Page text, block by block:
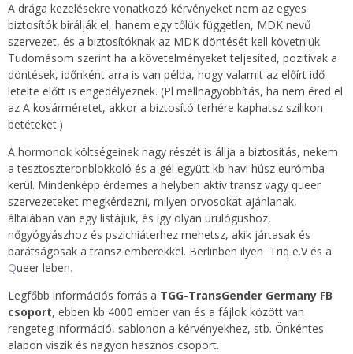
A drága kezelésekre vonatkozó kérvényeket nem az egyes
biztosítók bírálják el, hanem egy tőlük független, MDK nevű
szervezet, és a biztosítóknak az MDK döntését kell követniük.
Tudomásom szerint ha a követelményeket teljesíted, pozitívak a
döntések, időnként arra is van példa, hogy valamit az előírt idő
letelte előtt is engedélyeznek. (Pl mellnagyobbítás, ha nem éred el
az A kosárméretet, akkor a biztosító terhére kaphatsz szilikon
betéteket.)
A hormonok költségeinek nagy részét is állja a biztosítás, nekem
a tesztoszteronblokkoló és a gél együtt kb havi húsz eurómba
kerül. Mindenképp érdemes a helyben aktív transz vagy queer
szervezeteket megkérdezni, milyen orvosokat ajánlanak,
általában van egy listájuk, és így olyan urulógushoz,
nőgyógyászhoz és pszichiáterhez mehetsz, akik jártasak és
barátságosak a transz emberekkel. Berlinben ilyen Triq e.V és a
Queer leben.
Legfőbb információs forrás a TGG-TransGender Germany FB
csoport, ebben kb 4000 ember van és a fájlok között van
rengeteg információ, sablonon a kérvényekhez, stb. Önkéntes
alapon viszik és nagyon hasznos csoport.